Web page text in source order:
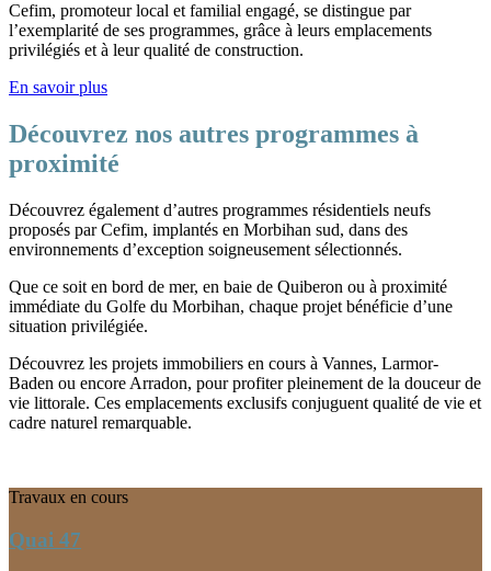
Cefim, promoteur local et familial engagé, se distingue par
l’exemplarité de ses programmes, grâce à leurs emplacements
privilégiés et à leur qualité de construction.
En savoir plus
Découvrez nos autres programmes à
proximité
Découvrez également d’autres programmes résidentiels neufs
proposés par Cefim, implantés en Morbihan sud, dans des
environnements d’exception soigneusement sélectionnés.
Que ce soit en bord de mer, en baie de Quiberon ou à proximité
immédiate du Golfe du Morbihan, chaque projet bénéficie d’une
situation privilégiée.
Découvrez les projets immobiliers en cours à Vannes, Larmor-
Baden ou encore Arradon, pour profiter pleinement de la douceur de
vie littorale. Ces emplacements exclusifs conjuguent qualité de vie et
cadre naturel remarquable.
Travaux en cours
Quai 47